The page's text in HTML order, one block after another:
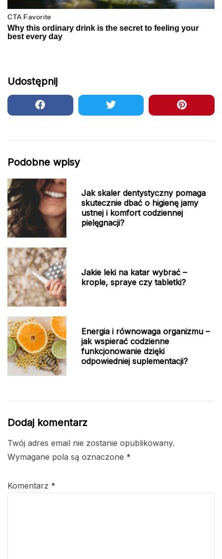
Udostępnij
Podobne wpisy
Jak skaler dentystyczny pomaga
skutecznie dbać o higienę jamy
ustnej i komfort codziennej
pielęgnacji?
Jakie leki na katar wybrać –
krople, spraye czy tabletki?
Energia i równowaga organizmu –
jak wspierać codzienne
funkcjonowanie dzięki
odpowiedniej suplementacji?
Dodaj komentarz
Twój adres email nie zostanie opublikowany.
Wymagane pola są oznaczone *
Komentarz *